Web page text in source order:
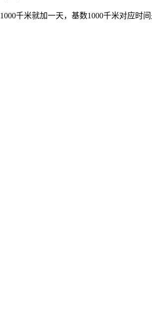
千米就加一天，基数1000千米对应时